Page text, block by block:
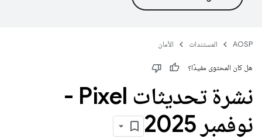
AOSP المستندات الأمان
هل كان المحتوى مفيدًا؟
نشرة تحديثات Pixel‏ -
نوفمبر 2025